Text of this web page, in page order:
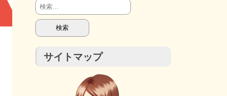
検
索:
サイトマップ